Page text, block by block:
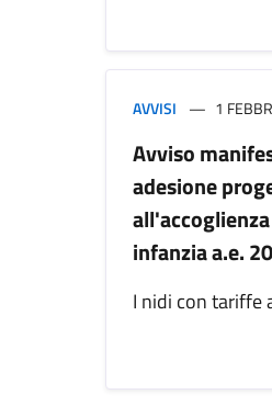
AVVISI 1
Avviso
adesione
infanzia a.e.
I nidi con tariffe